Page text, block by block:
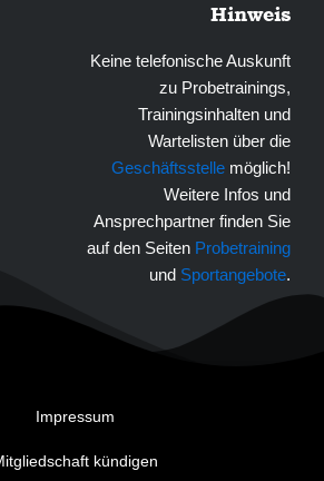
Hinweis
Keine telefonische Auskunft
zu Probetrainings,
Trainingsinhalten und
Wartelisten über die
Geschäftsstelle möglich!
Weitere Infos und
Ansprechpartner finden Sie
auf den Seiten Probetraining
und Sportangebote.
Impressum
kündigen